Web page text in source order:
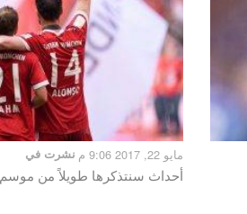
نشرت في مايو 22, 2017 9:06 م
أحداث سنتذكرها طويلاً من موسم ٢٠١٦-٢٠١٧ التاريخي